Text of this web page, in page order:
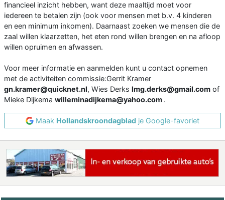
financieel inzicht hebben, want deze maaltijd moet voor
iedereen te betalen zijn (ook voor mensen met b.v. 4 kinderen
en een minimum inkomen). Daarnaast zoeken we mensen die de
zaal willen klaarzetten, het eten rond willen brengen en na afloop
willen opruimen en afwassen.
Voor meer informatie en aanmelden kunt u contact opnemen
met de activiteiten commissie:Gerrit Kramer
gn.kramer@quicknet.nl, Wies Derks lmg.derks@gmail.com of
Mieke Dijkema willeminadijkema@yahoo.com .
Maak Hollandskroondagblad je Google-favoriet